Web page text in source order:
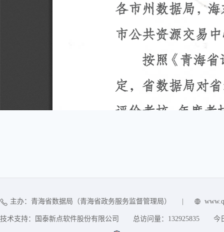
主办：青海省数据局（青海省政务服务监督管理局）
技术支持：国泰新点软件股份有限公司 总访问量： 132925835 今